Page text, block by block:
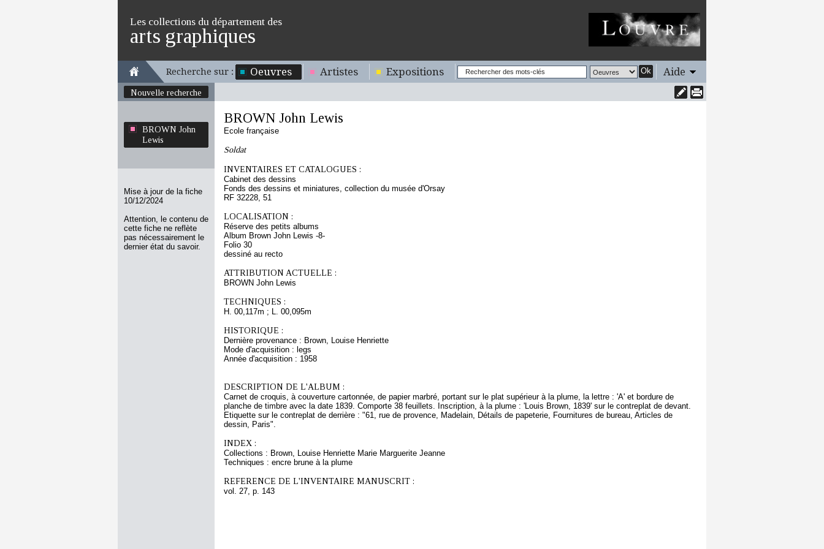
Les collections du département des
arts graphiques
Recherche sur : Oeuvres Artistes Expositions Ok Aide
Nouvelle recherche
BROWN John
Lewis
Mise à jour de la fiche
10/12/2024
Attention, le contenu de
cette fiche ne reflète
pas nécessairement le
dernier état du savoir.
BROWN John Lewis
Ecole française
Soldat
INVENTAIRES ET CATALOGUES :
Cabinet des dessins
Fonds des dessins et miniatures, collection du musée d'Orsay
RF 32228, 51
LOCALISATION :
Réserve des petits albums
Album Brown John Lewis -8-
Folio 30
dessiné au recto
ATTRIBUTION ACTUELLE :
BROWN John Lewis
TECHNIQUES :
H. 00,117m ; L. 00,095m
HISTORIQUE :
Dernière provenance : Brown, Louise Henriette
Mode d'acquisition : legs
Année d'acquisition : 1958
DESCRIPTION DE L'ALBUM :
Carnet de croquis, à couverture cartonnée, de papier marbré, portant sur le plat supérieur à la plume, la lettre : 'A' et bordure de
planche de timbre avec la date 1839. Comporte 38 feuillets. Inscription, à la plume : 'Louis Brown, 1839' sur le contreplat de devant.
Etiquette sur le contreplat de derrière : "61, rue de provence, Madelain, Détails de papeterie, Fournitures de bureau, Articles de
dessin, Paris".
INDEX :
Collections : Brown, Louise Henriette Marie Marguerite Jeanne
Techniques : encre brune à la plume
REFERENCE DE L'INVENTAIRE MANUSCRIT :
vol. 27, p. 143